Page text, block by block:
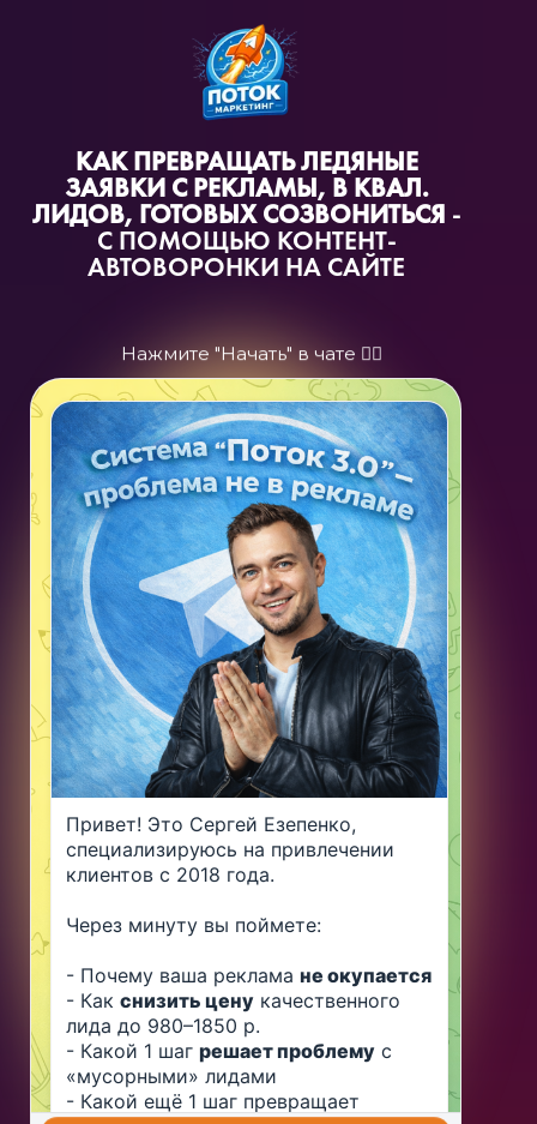
Привет! Это Сергей Езепенко,
специализируюсь на привлечении
клиентов с 2018 года.
Через минуту вы поймете:
- Почему ваша реклама не окупается
- Как снизить цену качественного
лида до 980–1850 р.
- Какой 1 шаг решает проблему с
«мусорными» лидами
- Какой ещё 1 шаг превращает
КАК ПРЕВРАЩАТЬ ЛЕДЯНЫЕ
ЗАЯВКИ С РЕКЛАМЫ, В КВАЛ.
ЛИДОВ, ГОТОВЫХ СОЗВОНИТЬСЯ -
С ПОМОЩЬЮ КОНТЕНТ-
АВТОВОРОНКИ НА САЙТЕ
Нажмите "Начать" в чате 👇🏻